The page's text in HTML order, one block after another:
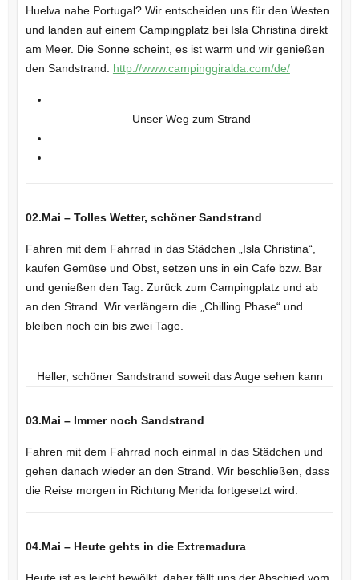
Huelva nahe Portugal? Wir entscheiden uns für den Westen
und landen auf einem Campingplatz bei Isla Christina direkt
am Meer. Die Sonne scheint, es ist warm und wir genießen
den Sandstrand. http://www.campinggiralda.com/de/
Unser Weg zum Strand
02.Mai – Tolles Wetter, schöner Sandstrand
Fahren mit dem Fahrrad in das Städchen „Isla Christina“,
kaufen Gemüse und Obst, setzen uns in ein Cafe bzw. Bar
und genießen den Tag. Zurück zum Campingplatz und ab
an den Strand. Wir verlängern die „Chilling Phase“ und
bleiben noch ein bis zwei Tage.
Heller, schöner Sandstrand soweit das Auge sehen kann
03.Mai – Immer noch Sandstrand
Fahren mit dem Fahrrad noch einmal in das Städchen und
gehen danach wieder an den Strand. Wir beschließen, dass
die Reise morgen in Richtung Merida fortgesetzt wird.
04.Mai – Heute gehts in die Extremadura